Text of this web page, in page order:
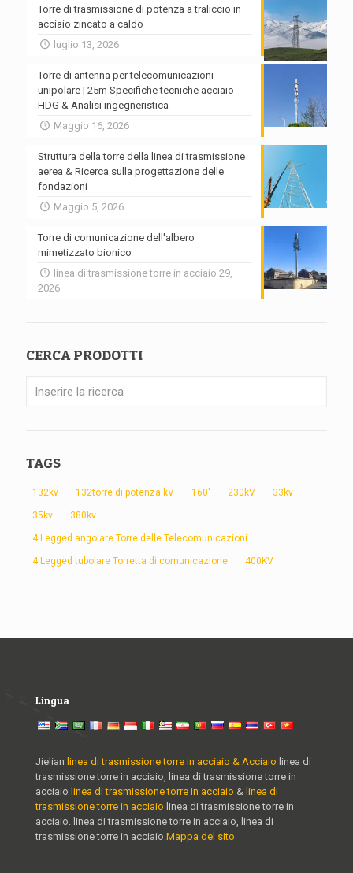
Torre di trasmissione di potenza a traliccio in
acciaio zincato a caldo
luglio 13, 2026
Torre di antenna per telecomunicazioni
unipolare | 25m Specifiche tecniche acciaio
HDG & Analisi ingegneristica
Maggio 16, 2026
Struttura della torre della linea di trasmissione
aerea & Ricerca sulla progettazione delle
fondazioni
Maggio 5, 2026
Torre di comunicazione dell'albero
mimetizzato bionico
linea di trasmissione torre in acciaio 29,
2026
CERCA PRODOTTI
TAGS
132kv 132torre di potenza kV 160' 230kV 33kv
35kv 380kv
4 Legged angolare Torre delle Telecomunicazioni
4 Legged tubolare Torretta di comunicazione 400KV
Lingua
Jielian linea di trasmissione torre in acciaio & Acciaio linea di
trasmissione torre in acciaio, linea di trasmissione torre in
acciaio linea di trasmissione torre in acciaio & linea di
trasmissione torre in acciaio linea di trasmissione torre in
acciaio. linea di trasmissione torre in acciaio, linea di
trasmissione torre in acciaio.Mappa del sito